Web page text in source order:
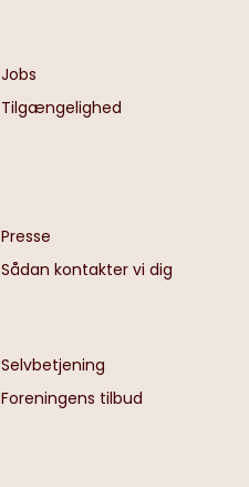
Jobs
Tilgængelighed
Presse
Sådan kontakter vi dig
Selvbetjening
Foreningens tilbud